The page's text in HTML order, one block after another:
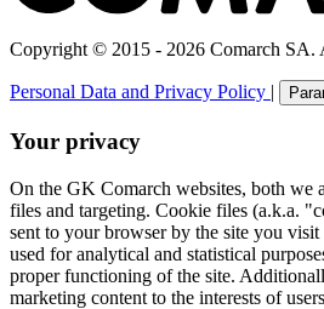
Copyright © 2015 - 2026 Comarch SA.
Personal Data and Privacy Policy |
Your privacy
On the GK Comarch websites, both we
files and targeting. Cookie files (a.k.a.
sent to your browser by the site you
used for analytical and statistical
proper functioning of the site.
marketing content to the interests of